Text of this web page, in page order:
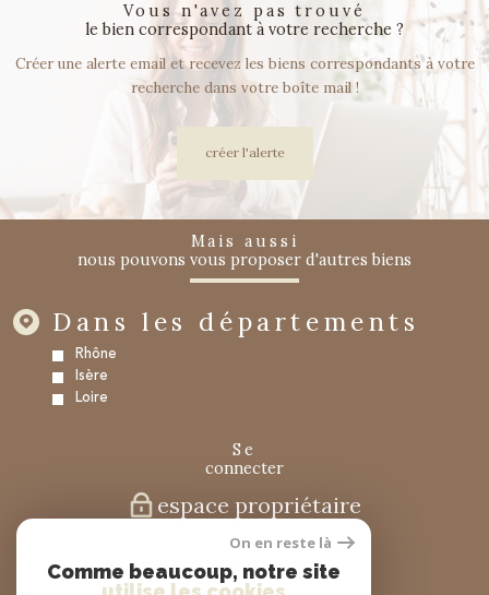
vous n'avez pas trouvé
le bien correspondant à votre recherche ?
Créer une alerte email et recevez les biens correspondants à votre
recherche dans votre boîte mail !
créer l'alerte
mais aussi
nous pouvons vous proposer d'autres biens
Dans les départements
Rhône
Isère
Loire
se
connecter
espace propriétaire
nous
suivre
On en reste là
Comme beaucoup, notre site